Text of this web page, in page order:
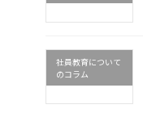
社員教育について
のコラム